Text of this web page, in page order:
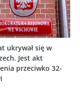
ukrywał się w
Jest akt
przeciwko 32-